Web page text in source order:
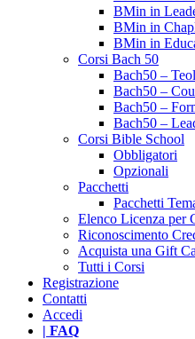
BMin in
BMin in
BMin in
Corsi Bach 50
Bach50 –
Bach50 –
Bach50 –
Bach50 –
Corsi Bible School
Obbligatori
Opzionali
Pacchetti
Pacchetti
Elenco Licenza per
Riconoscimento
Acquista una Gift
Tutti i Corsi
Registrazione
Contatti
Accedi
| FAQ